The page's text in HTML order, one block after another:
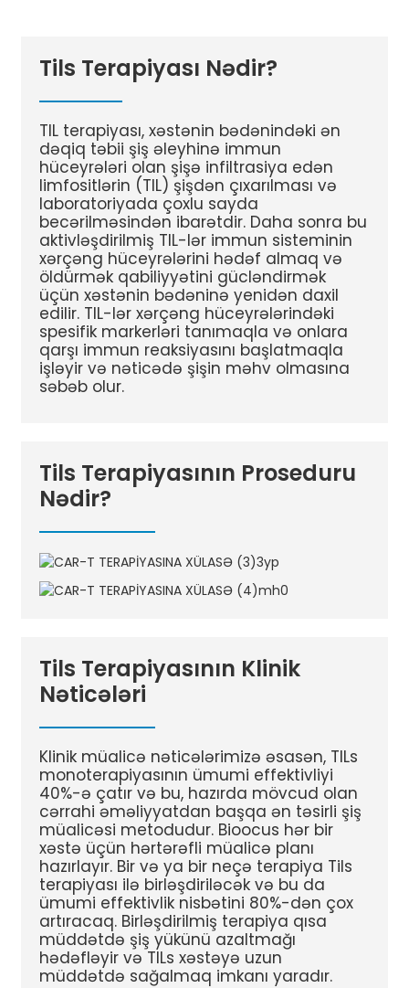
Tils Terapiyası Nədir?
TIL terapiyası, xəstənin bədənindəki ən
dəqiq təbii şiş əleyhinə immun
hüceyrələri olan şişə infiltrasiya edən
limfositlərin (TIL) şişdən çıxarılması və
laboratoriyada çoxlu sayda
becərilməsindən ibarətdir. Daha sonra bu
aktivləşdirilmiş TIL-lər immun sisteminin
xərçəng hüceyrələrini hədəf almaq və
öldürmək qabiliyyətini gücləndirmək
üçün xəstənin bədəninə yenidən daxil
edilir. TIL-lər xərçəng hüceyrələrindəki
spesifik markerləri tanımaqla və onlara
qarşı immun reaksiyasını başlatmaqla
işləyir və nəticədə şişin məhv olmasına
səbəb olur.
Tils Terapiyasının Proseduru
Nədir?
Tils Terapiyasının Klinik
Nəticələri
Klinik müalicə nəticələrimizə əsasən, TILs
monoterapiyasının ümumi effektivliyi
40%-ə çatır və bu, hazırda mövcud olan
cərrahi əməliyyatdan başqa ən təsirli şiş
müalicəsi metodudur. Bioocus hər bir
xəstə üçün hərtərəfli müalicə planı
hazırlayır. Bir və ya bir neçə terapiya Tils
terapiyası ilə birləşdiriləcək və bu da
ümumi effektivlik nisbətini 80%-dən çox
artıracaq. Birləşdirilmiş terapiya qısa
müddətdə şiş yükünü azaltmağı
hədəfləyir və TILs xəstəyə uzun
müddətdə sağalmaq imkanı yaradır.